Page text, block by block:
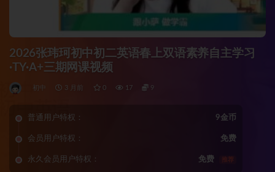
2026张玮珂初中初二英语春上双语素养自主学习
·TY·A+三期网课视频
初中 3 月前 0 17 9
普通用户特权： 9金币
会员用户特权： 免费
永久会员用户特权： 免费 推荐